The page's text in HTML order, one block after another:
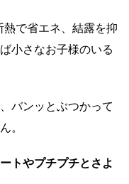
で省エネ、結露を抑
小さなお子様のいる
バンッとぶつかって
。
トやプチプチとさよ